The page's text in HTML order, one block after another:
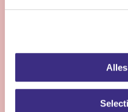
Nog 22 dagen
4 - 28 uur | Deeltijds,
Wil jij met meerdere